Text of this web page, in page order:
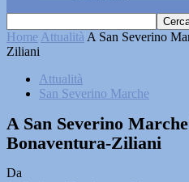
Home Attualità A San Severino
Ziliani
Attualità
San Severino Marche
A San Severino
Bonaventura-Ziliani
Da